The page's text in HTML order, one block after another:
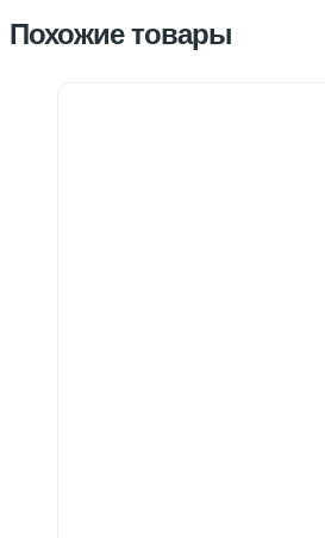
Похожие товары